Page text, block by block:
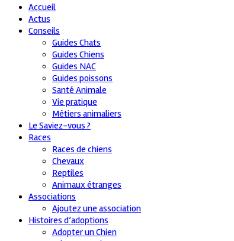
Accueil
Actus
Conseils
Guides Chats
Guides Chiens
Guides NAC
Guides poissons
Santé Animale
Vie pratique
Métiers animaliers
Le Saviez-vous ?
Races
Races de chiens
Chevaux
Reptiles
Animaux étranges
Associations
Ajoutez une association
Histoires d’adoptions
Adopter un Chien